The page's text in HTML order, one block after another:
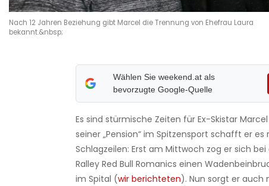
Nach 12 Jahren Beziehung gibt Marcel die Trennung von Ehefrau Laura
bekannt.&nbsp;
Wählen Sie weekend.at als
bevorzugte Google-Quelle
Es sind stürmische Zeiten für Ex-Skistar
seiner „Pension“ im Spitzensport schafft er
Schlagzeilen: Erst am Mittwoch zog er sich
Ralley Red Bull Romanics einen
im Spital (wir berichteten). Nun sorgt er auch